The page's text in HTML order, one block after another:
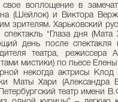
воплощение в
(Шейлок) и Виктора
зрителям. Харьковский
спектакль “Глаза дня
день после спектакля
театра,
мистики) по пьесе
некогда актрисы
Маты Хари (Александра
театр имени